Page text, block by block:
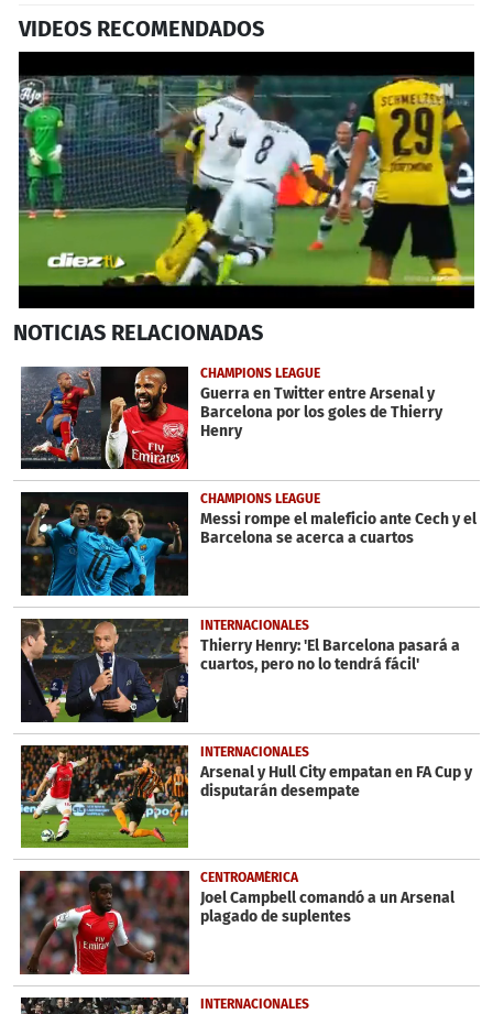
VIDEOS RECOMENDADOS
seconds
50
seconds
NOTICIAS RELACIONADAS
CHAMPIONS LEAGUE
Guerra en Twitter entre Arsenal y
Barcelona por los goles de Thierry
Henry
CHAMPIONS LEAGUE
Messi rompe el maleficio ante Cech y el
Barcelona se acerca a cuartos
INTERNACIONALES
Thierry Henry: 'El Barcelona pasará a
cuartos, pero no lo tendrá fácil'
INTERNACIONALES
Arsenal y Hull City empatan en FA Cup y
disputarán desempate
CENTROAMÉRICA
Joel Campbell comandó a un Arsenal
plagado de suplentes
INTERNACIONALES